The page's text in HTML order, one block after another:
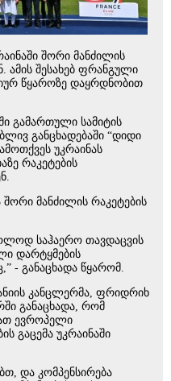
შორი მანძილის
ამის შესახებ ფრანგული
წყაროზე დაყრდნობით
გამართული სამიტის
განცხადებაში “დიდი
უკრაინას
რაკეტების
შორი მანძილის რაკეტების
საჰაერო თავდაცვის
დარტყმების
- განაცხადა წყარომ.
კანცლერმა, ფრიდრიხ
განაცხადა, რომ
ევროპელი
გაცემა უკრაინაში
და კომპენსირება